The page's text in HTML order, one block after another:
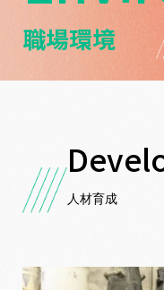
職場環境
人材育成